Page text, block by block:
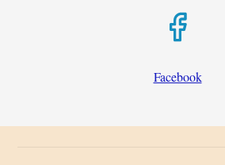
Facebook